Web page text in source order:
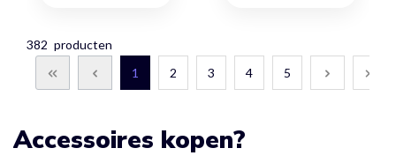
382 producten
1
2 3 4 5
Accessoires kopen?